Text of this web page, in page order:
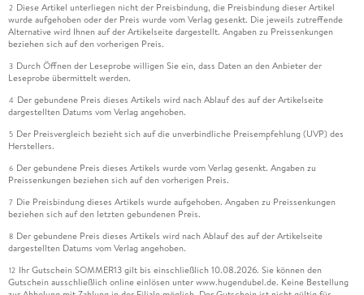
2 Diese Artikel unterliegen nicht der Preisbindung, die Preisbindung dieser Artikel
wurde aufgehoben oder der Preis wurde vom Verlag gesenkt. Die jeweils zutreffende
Alternative wird Ihnen auf der Artikelseite dargestellt. Angaben zu Preissenkungen
beziehen sich auf den vorherigen Preis.
3 Durch Öffnen der Leseprobe willigen Sie ein, dass Daten an den Anbieter der
Leseprobe übermittelt werden.
4 Der gebundene Preis dieses Artikels wird nach Ablauf des auf der Artikelseite
dargestellten Datums vom Verlag angehoben.
5 Der Preisvergleich bezieht sich auf die unverbindliche Preisempfehlung (UVP) des
Herstellers.
6 Der gebundene Preis dieses Artikels wurde vom Verlag gesenkt. Angaben zu
Preissenkungen beziehen sich auf den vorherigen Preis.
7 Die Preisbindung dieses Artikels wurde aufgehoben. Angaben zu Preissenkungen
beziehen sich auf den letzten gebundenen Preis.
8 Der gebundene Preis dieses Artikels wird nach Ablauf des auf der Artikelseite
dargestellten Datums vom Verlag angehoben.
12 Ihr Gutschein SOMMER13 gilt bis einschließlich 10.08.2026. Sie können den
Gutschein ausschließlich online einlösen unter www.hugendubel.de. Keine Bestellung